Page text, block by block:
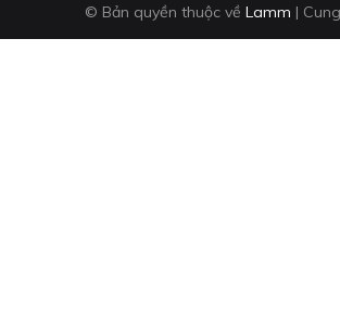
© Bản quyền thuộc về Lamm |